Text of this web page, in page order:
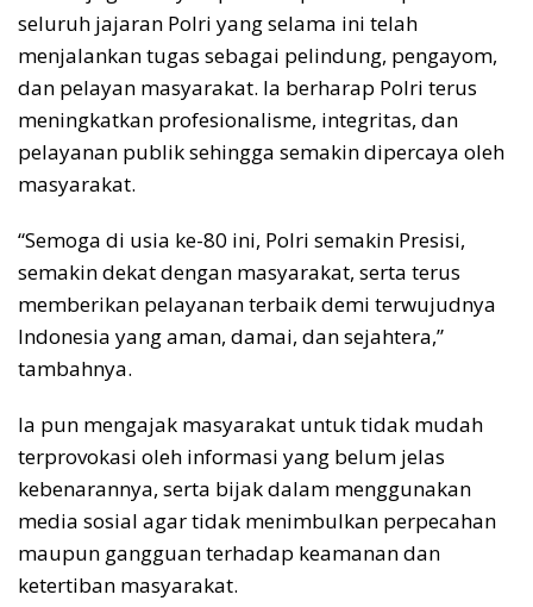
seluruh jajaran Polri yang selama ini telah
menjalankan tugas sebagai pelindung, pengayom,
dan pelayan masyarakat. Ia berharap Polri terus
meningkatkan profesionalisme, integritas, dan
pelayanan publik sehingga semakin dipercaya oleh
masyarakat.
“Semoga di usia ke-80 ini, Polri semakin Presisi,
semakin dekat dengan masyarakat, serta terus
memberikan pelayanan terbaik demi terwujudnya
Indonesia yang aman, damai, dan sejahtera,”
tambahnya.
Ia pun mengajak masyarakat untuk tidak mudah
terprovokasi oleh informasi yang belum jelas
kebenarannya, serta bijak dalam menggunakan
media sosial agar tidak menimbulkan perpecahan
maupun gangguan terhadap keamanan dan
ketertiban masyarakat.